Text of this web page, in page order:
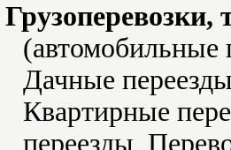
(автомобильные
Дачные
Квартирные
переезды,